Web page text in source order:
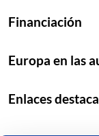
Financiación
Europa en las
Enlaces